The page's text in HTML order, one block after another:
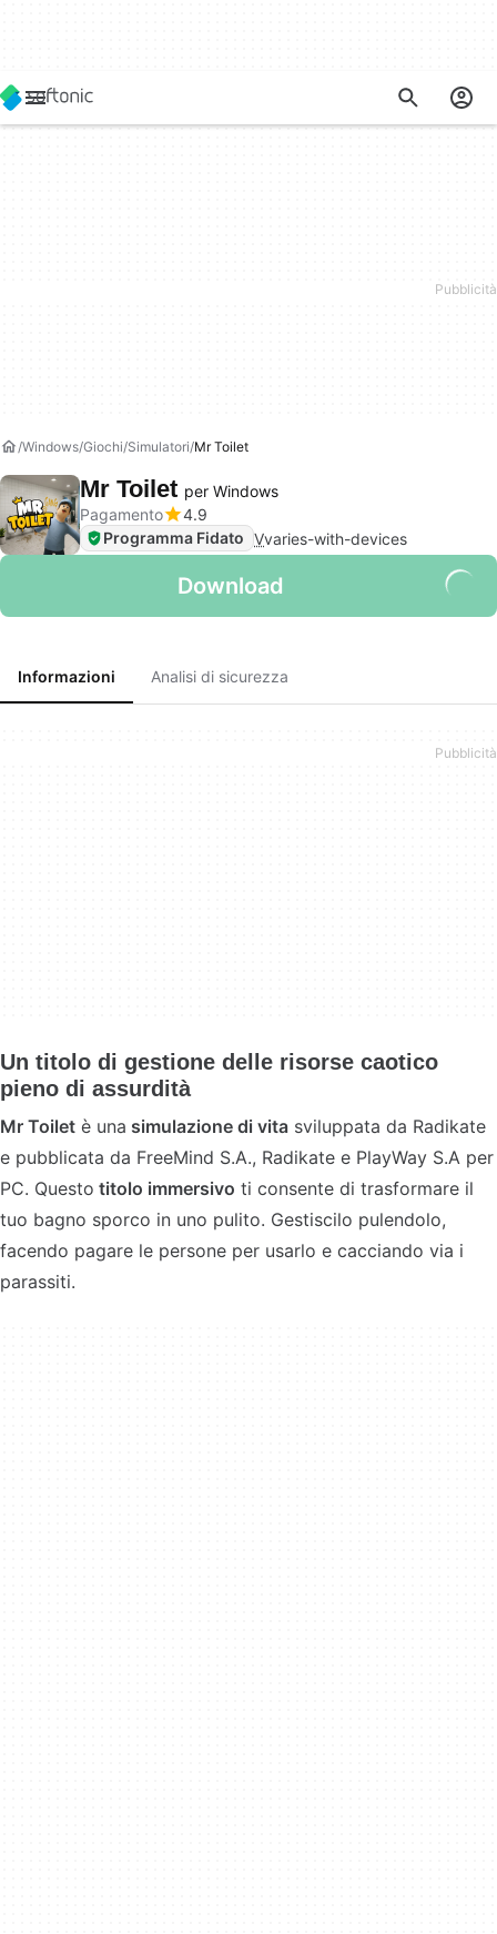
Windows Giochi Simulatori Mr Toilet
Mr Toilet per Windows
Pagamento
4.9
Programma Fidato Vvaries-with-devices
Download
Informazioni Analisi di sicurezza
Un titolo di gestione delle risorse caotico
pieno di assurdità
Mr Toilet è una simulazione di vita sviluppata da Radikate
e pubblicata da FreeMind S.A., Radikate e PlayWay S.A per
PC. Questo titolo immersivo ti consente di trasformare il
tuo bagno sporco in uno pulito. Gestiscilo pulendolo,
facendo pagare le persone per usarlo e cacciando via i
parassiti.